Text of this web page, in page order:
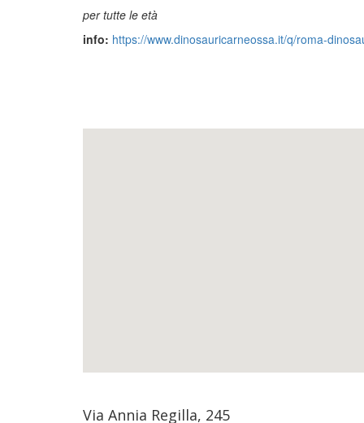
per tutte le età
info: https://www.dinosauricarneossa.it/q/roma-
Via Annia Regilla, 245